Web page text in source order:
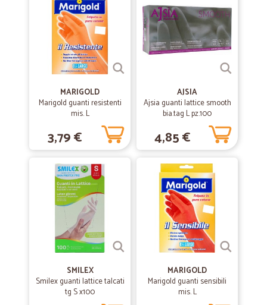
consegna precisa e puntuale.ottima…
consegna precisa e puntuale.ottima scelta!
22/06/2019
—Oriana p. P.
ottimo tutto
ottimo tutto, servizio, prodotti
MARIGOLD
Marigold guanti resistenti
mis. L
3,79 €
AJSIA
Ajsia guanti lattice smooth
bia.tag L pz.100
4,85 €
SMILEX
Smilex guanti lattice talcati
tg S x100
MARIGOLD
Marigold guanti sensibili
mis. L